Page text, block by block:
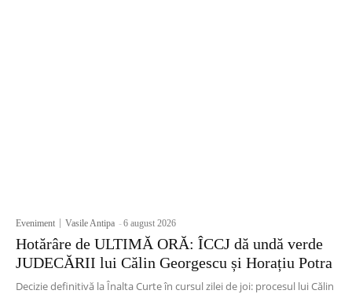
Eveniment Vasile Antipa -6 august 2026
Hotărâre de ULTIMĂ ORĂ: ÎCCJ dă undă verde
JUDECĂRII lui Călin Georgescu și Horațiu Potra
Decizie definitivă la Înalta Curte în cursul zilei de joi: procesul lui Călin